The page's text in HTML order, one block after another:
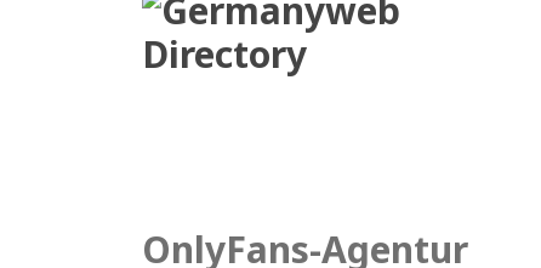
OnlyFans-Agentur